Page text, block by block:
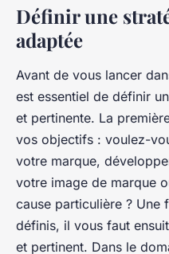
Définir une
adaptée
Avant de vous lancer
est essentiel de définir
et pertinente. La
vos objectifs : voulez-
votre marque,
votre image de marque
cause particulière ?
définis, il vous faut
et pertinent. Dans le